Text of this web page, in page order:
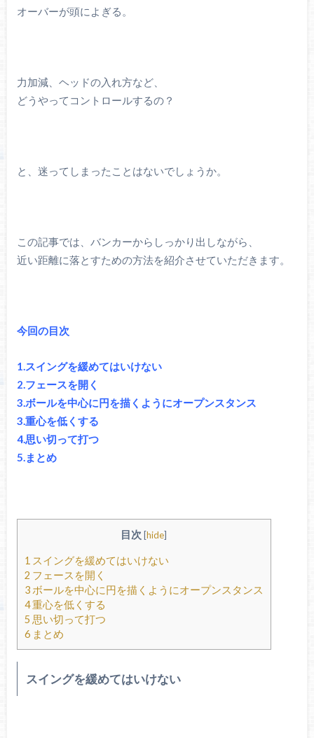
オーバーが頭によぎる。
力加減、ヘッドの入れ方など、
どうやってコントロールするの？
と、迷ってしまったことはないでしょうか。
この記事では、バンカーからしっかり出しながら、
近い距離に落とすための方法を紹介させていただきます。
今回の目次
1.スイングを緩めてはいけない
2.フェースを開く
3.ボールを中心に円を描くようにオープンスタンス
3.重心を低くする
4.思い切って打つ
5.まとめ
目次 [hide]
1スイングを緩めてはいけない
2 フェースを開く
3ボールを中心に円を描くようにオープンスタンス
4重心を低くする
5 思い切って打つ
6まとめ
スイングを緩めてはいけない